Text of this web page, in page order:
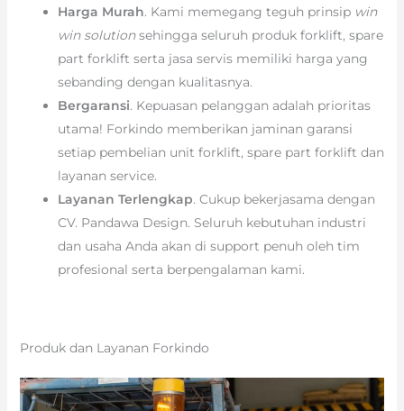
Harga Murah. Kami memegang teguh prinsip win
win solutionsehingga seluruh produk forklift, spare
part forklift serta jasa servis memiliki harga yang
sebanding dengan kualitasnya.
Bergaransi. Kepuasan pelanggan adalah prioritas
utama! Forkindo memberikan jaminan garansi
setiap pembelian unit forklift, spare part forklift dan
layanan service.
Layanan Terlengkap. Cukup bekerjasama dengan
CV. Pandawa Design. Seluruh kebutuhan industri
dan usaha Anda akan di support penuh oleh tim
profesional serta berpengalaman kami.
Produk dan Layanan Forkindo